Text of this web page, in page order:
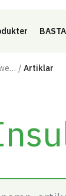
Recticel Insulation Sweden AB Artiklar